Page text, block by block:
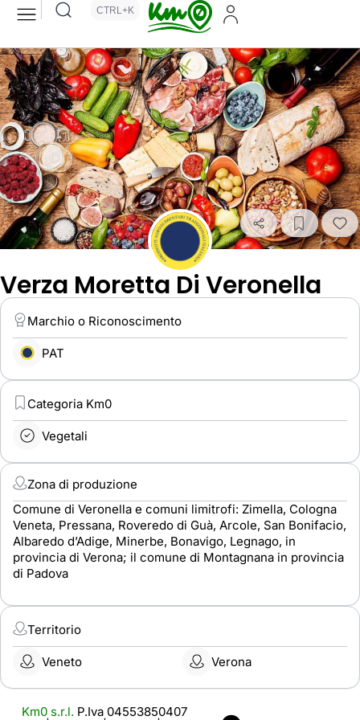
CTRL+K
Verza Moretta Di Veronella
Marchio o Riconoscimento
PAT
Categoria Km0
Vegetali
Zona di produzione
Comune di Veronella e comuni limitrofi: Zimella, Cologna
Veneta, Pressana, Roveredo di Guà, Arcole, San Bonifacio,
Albaredo d’Adige, Minerbe, Bonavigo, Legnago, in
provincia di Verona; il comune di Montagnana in provincia
di Padova
Territorio
Veneto Verona
Km0 s.r.l. P.Iva 04553850407